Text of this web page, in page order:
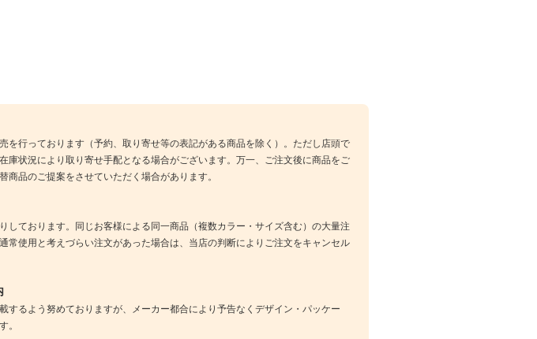
を行っております（予約、取り寄せ等の表記がある商品を除く）。ただし店頭で
庫状況により取り寄せ手配となる場合がございます。万一、ご注文後に商品をご
商品のご提案をさせていただく場合があります。
しております。同じお客様による同一商品（複数カラー・サイズ含む）の大量注
常使用と考えづらい注文があった場合は、当店の判断によりご注文をキャンセル
するよう努めておりますが、メーカー都合により予告なくデザイン・パッケー
。